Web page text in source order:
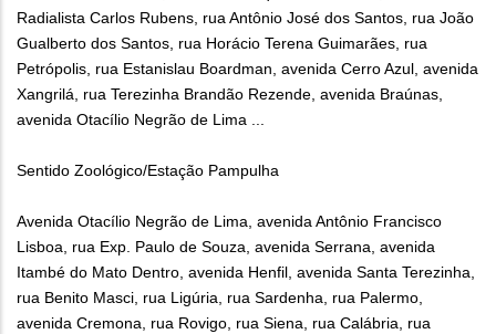
Radialista Carlos Rubens, rua Antônio José dos Santos, rua João
Gualberto dos Santos, rua Horácio Terena Guimarães, rua
Petrópolis, rua Estanislau Boardman, avenida Cerro Azul, avenida
Xangrilá, rua Terezinha Brandão Rezende, avenida Braúnas,
avenida Otacílio Negrão de Lima ...
Sentido Zoológico/Estação Pampulha
Avenida Otacílio Negrão de Lima, avenida Antônio Francisco
Lisboa, rua Exp. Paulo de Souza, avenida Serrana, avenida
Itambé do Mato Dentro, avenida Henfil, avenida Santa Terezinha,
rua Benito Masci, rua Ligúria, rua Sardenha, rua Palermo,
avenida Cremona, rua Rovigo, rua Siena, rua Calábria, rua